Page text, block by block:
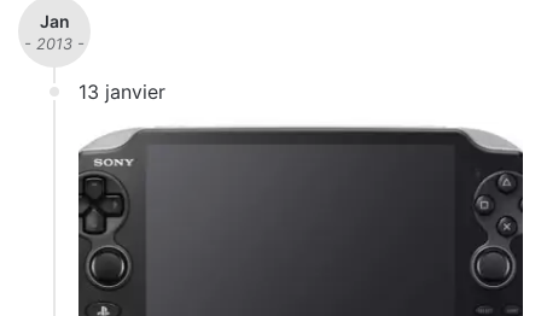
Jan
- 2013 -
13 janvier